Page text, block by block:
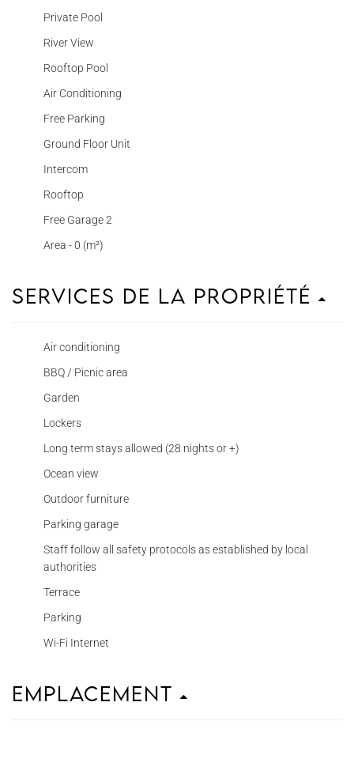
Private Pool
River View
Rooftop Pool
Air Conditioning
Free Parking
Ground Floor Unit
Intercom
Rooftop
Free Garage 2
Area - 0 (m²)
Services de la propriété
Air conditioning
BBQ / Picnic area
Garden
Lockers
Long term stays allowed (28 nights or +)
Ocean view
Outdoor furniture
Parking garage
Staff follow all safety protocols as established by local
authorities
Terrace
Parking
Wi-Fi Internet
Emplacement